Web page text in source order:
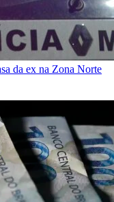
da ex na Zona Norte